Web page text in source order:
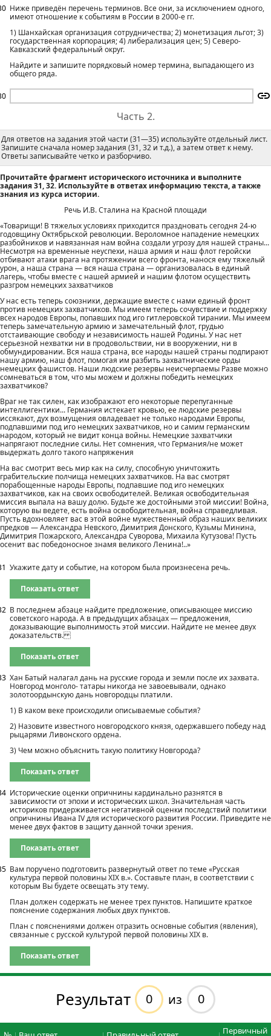
Ниже приведён перечень терминов. Все они, за исключением одного,
имеют отношение к событиям в России в 2000-е гг.
1) Шанхайская организация сотрудничества; 2) монетизация льгот; 3)
государственная корпорация; 4) либерализация цен; 5) Северо-
Кавказский федеральный округ.
Найдите и запишите порядковый номер термина, выпадающего из
общего ряда.
Часть 2.
Для ответов на задания этой части (31—35) используйте отдельный лист.
Запишите сначала номер задания (31, 32 и т.д.), а затем ответ к нему.
Ответы записывайте четко и разборчиво.
Прочитайте фрагмент исторического источника и выполните
задания 31, 32. Используйте в ответах информацию текста, а также
знания из курса истории.
Речь И.В. Сталина на Красной площади
«Товарищи! В тяжелых условиях приходится праздновать сегодня 24-ю
годовщину Октябрьской революции. Вероломное нападение немецких
разбойников и навязанная нам война создали угрозу для нашей страны...
Несмотря на временные неуспехи, наша армия и наш флот геройски
отбивают атаки врага на протяжении всего фронта, нанося ему тяжелый
урон, а наша страна — вся наша страна — организовалась в единый
лагерь, чтобы вместе с нашей армией и нашим флотом осуществить
разгром немецких захватчиков
У нас есть теперь союзники, держащие вместе с нами единый фронт
против немецких захватчиков. Мы имеем теперь сочувствие и поддержку
всех народов Европы, попавших под иго гитлеровской тирании. Мы имеем
теперь замечательную армию и замечательный флот, грудью
отстаивающие свободу и независимость нашей Родины. У нас нет
серьезной нехватки ни в продовольствии, ни в вооружении, ни в
обмундировании. Вся наша страна, все народы нашей страны подпирают
нашу армию, наш флот, помогая им разбить захватнические орды
немецких фашистов. Наши людские резервы неисчерпаемы Разве можно
сомневаться в том, что мы можем и должны победить немецких
захватчиков?
Враг не так силен, как изображают его некоторые перепуганные
интеллигентики... Германия истекает кровью, ее людские резервы
иссякают, дух возмущения овладевает не только народами Европы,
подпавшими под иго немецких захватчиков, но и самим германским
народом, который не видит конца войны. Немецкие захватчики
напрягают последние силы. Нет сомнения, что Германия/не может
выдержать долго такого напряжения
На вас смотрит весь мир как на силу, способную уничтожить
грабительские полчища немецких захватчиков. На вас смотрят
порабощенные народы Европы, подпавшие под иго немецких
захватчиков, как на своих освободителей. Великая освободительная
миссия выпала на вашу долю. Будьте же достойными этой миссии! Война,
которую вы ведете, есть война освободительная, война справедливая.
Пусть вдохновляет вас в этой войне мужественный образ наших великих
предков — Александра Невского, Димитрия Донского, Кузьмы Минина,
Димитрия Пожарского, Александра Суворова, Михаила Кутузова! Пусть
осенит вас победоносное знамя великого Ленина!..»
Укажите дату и событие, на котором была произнесена речь.
Показать ответ
В последнем абзаце найдите предложение, описывающее миссию
советского народа. А в предыдущих абзацах — предложения,
доказывающие выполнимость этой миссии. Найдите не менее двух
доказательств.
Показать ответ
Хан Батый налагал дань на русские города и земли после их захвата.
Новгород монголо- татары никогда не завоевывали, однако
золотоордынскую дань новгородцы платили.
1) В каком веке происходили описываемые события?
2) Назовите известного новгородского князя, одержавшего победу над
рыцарями Ливонского ордена.
3) Чем можно объяснить такую политику Новгорода?
Показать ответ
Исторические оценки опричнины кардинально разнятся в
зависимости от эпохи и исторических школ. Значительная часть
историков придерживается негативной оценки последствий политики
опричнины Ивана IV для исторического развития России. Приведите не
менее двух фактов в защиту данной точки зрения.
Показать ответ
Вам поручено подготовить развернутый ответ по теме «Русская
культура первой половины XIX в.». Составьте план, в соответствии с
которым Вы будете освещать эту тему.
План должен содержать не менее трех пунктов. Напишите краткое
пояснение содержания любых двух пунктов.
План с пояснениями должен отразить основные события (явления),
связанные с русской культурой первой половины XIX в.
Показать ответ
Результат 0 из 0
Первичный